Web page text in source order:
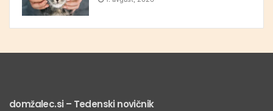
domžalec.si – Tedenski novičnik